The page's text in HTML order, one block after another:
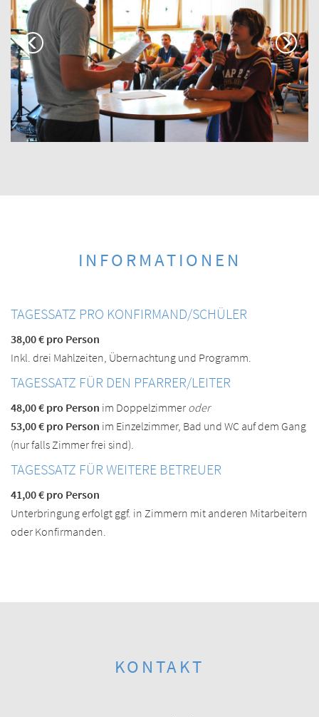
INFORMATIONEN
TAGESSATZ PRO KONFIRMAND/SCHÜLER
38,00 € pro Person
Inkl. drei Mahlzeiten, Über­nachtung und Programm.
TAGESSATZ FÜR DEN PFARRER/LEITER
48,00 € pro Person im Doppel­zimmer oder
53,00 € pro Person im Einzel­zimmer, Bad und WC auf dem Gang
(nur falls Zimmer frei sind).
TAGESSATZ FÜR WEITERE BETREUER
41,00 € pro Person
Unterbringung erfolgt ggf. in Zimmern mit anderen Mitarbeitern
oder Konfirmanden.
KONTAKT